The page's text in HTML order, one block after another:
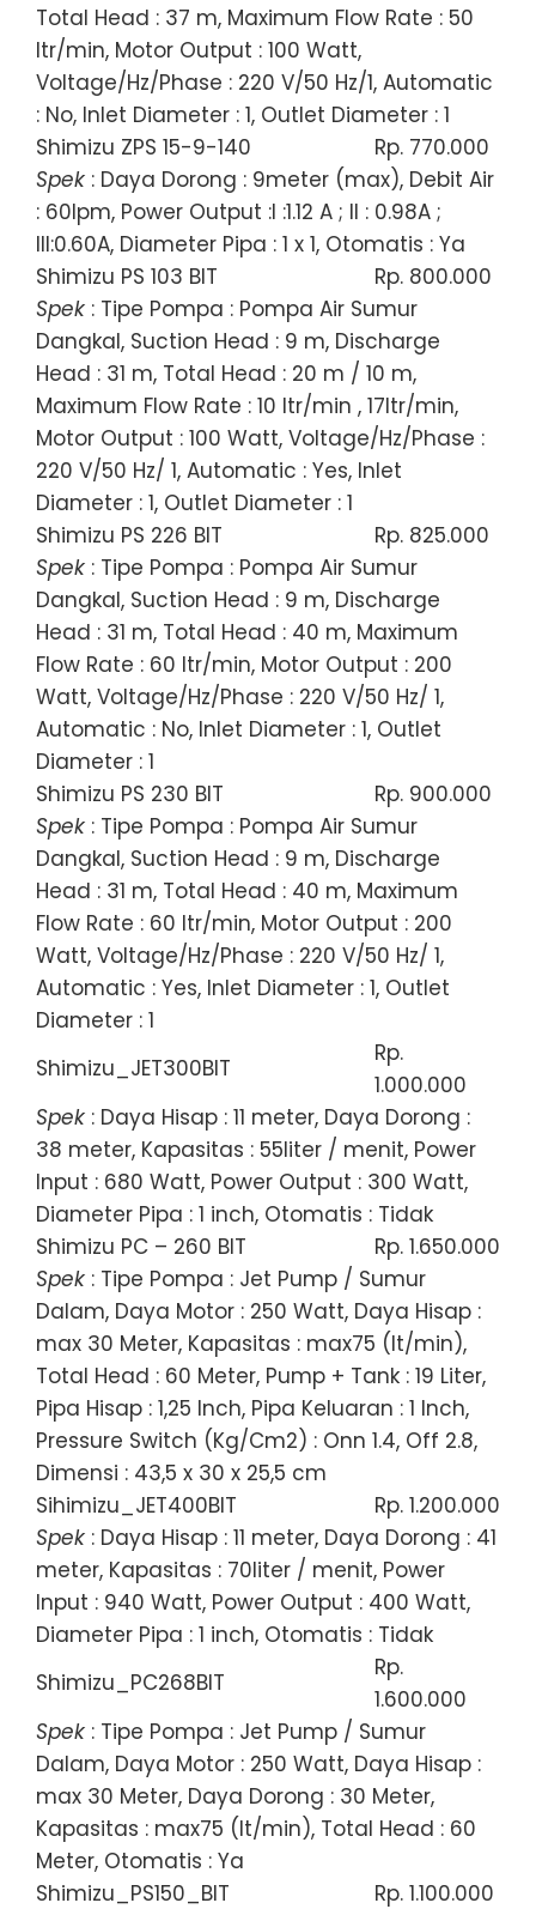
Total Head : 37 m, Maximum Flow Rate : 50
ltr/min, Motor Output : 100 Watt,
Voltage/Hz/Phase : 220 V/50 Hz/1, Automatic
: No, Inlet Diameter : 1, Outlet Diameter : 1
Shimizu ZPS 15-9-140
Rp. 770.000
Spek : Daya Dorong : 9meter (max), Debit Air
: 60lpm, Power Output :I :1.12 A ; II : 0.98A ;
III:0.60A, Diameter Pipa : 1 x 1, Otomatis : Ya
Shimizu PS 103 BIT
Rp. 800.000
Spek : Tipe Pompa : Pompa Air Sumur
Dangkal, Suction Head : 9 m, Discharge
Head : 31 m, Total Head : 20 m / 10 m,
Maximum Flow Rate : 10 ltr/min , 17ltr/min,
Motor Output : 100 Watt, Voltage/Hz/Phase :
220 V/50 Hz/ 1, Automatic : Yes, Inlet
Diameter : 1, Outlet Diameter : 1
Shimizu PS 226 BIT
Rp. 825.000
Spek : Tipe Pompa : Pompa Air Sumur
Dangkal, Suction Head : 9 m, Discharge
Head : 31 m, Total Head : 40 m, Maximum
Flow Rate : 60 ltr/min, Motor Output : 200
Watt, Voltage/Hz/Phase : 220 V/50 Hz/ 1,
Automatic : No, Inlet Diameter : 1, Outlet
Diameter : 1
Shimizu PS 230 BIT
Rp. 900.000
Spek : Tipe Pompa : Pompa Air Sumur
Dangkal, Suction Head : 9 m, Discharge
Head : 31 m, Total Head : 40 m, Maximum
Flow Rate : 60 ltr/min, Motor Output : 200
Watt, Voltage/Hz/Phase : 220 V/50 Hz/ 1,
Automatic : Yes, Inlet Diameter : 1, Outlet
Diameter : 1
Shimizu_JET300BIT
Rp.
1.000.000
Spek : Daya Hisap : 11 meter, Daya Dorong :
38 meter, Kapasitas : 55liter / menit, Power
Input : 680 Watt, Power Output : 300 Watt,
Diameter Pipa : 1 inch, Otomatis : Tidak
Shimizu PC – 260 BIT
Rp. 1.650.000
Spek : Tipe Pompa : Jet Pump / Sumur
Dalam, Daya Motor : 250 Watt, Daya Hisap :
max 30 Meter, Kapasitas : max75 (lt/min),
Total Head : 60 Meter, Pump + Tank : 19 Liter,
Pipa Hisap : 1,25 Inch, Pipa Keluaran : 1 Inch,
Pressure Switch (Kg/Cm2) : Onn 1.4, Off 2.8,
Dimensi : 43,5 x 30 x 25,5 cm
Sihimizu_JET400BIT
Rp. 1.200.000
Spek : Daya Hisap : 11 meter, Daya Dorong : 41
meter, Kapasitas : 70liter / menit, Power
Input : 940 Watt, Power Output : 400 Watt,
Diameter Pipa : 1 inch, Otomatis : Tidak
Shimizu_PC268BIT
Rp.
1.600.000
Spek : Tipe Pompa : Jet Pump / Sumur
Dalam, Daya Motor : 250 Watt, Daya Hisap :
max 30 Meter, Daya Dorong : 30 Meter,
Kapasitas : max75 (lt/min), Total Head : 60
Meter, Otomatis : Ya
Shimizu_PS150_BIT
Rp. 1.100.000